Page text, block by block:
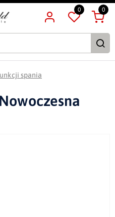
0 0
spania